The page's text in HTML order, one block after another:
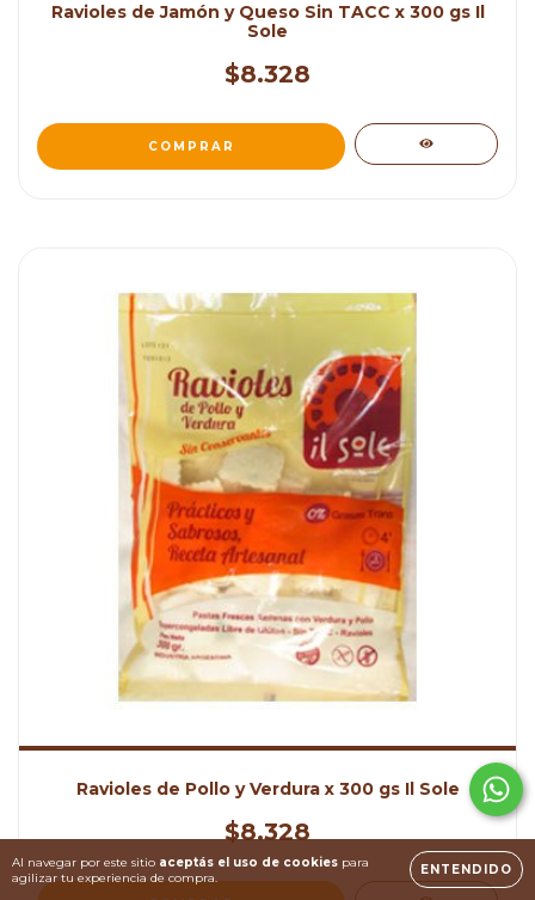
Al navegar por este sitio aceptás el uso de cookies para
agilizar tu experiencia de compra.
ENTENDIDO
Ravioles de Jamón y Queso Sin TACC x 300 gs Il
Sole
$8.328
Ravioles de Pollo y Verdura x 300 gs Il Sole
$8.328